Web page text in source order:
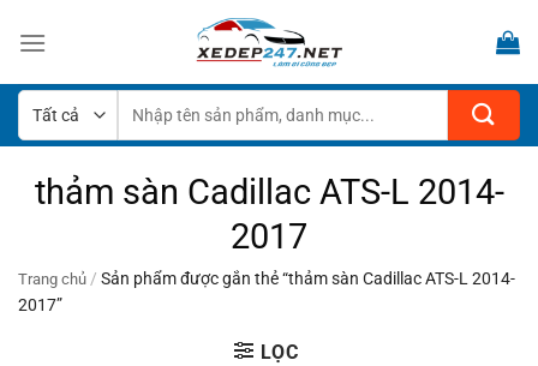
qua
dung
kiếm:
thảm sàn Cadillac ATS-L 2014-
2017
Trang chủ / Sản phẩm được gắn thẻ “thảm sàn Cadillac ATS-L 2014-
2017”
LỌC